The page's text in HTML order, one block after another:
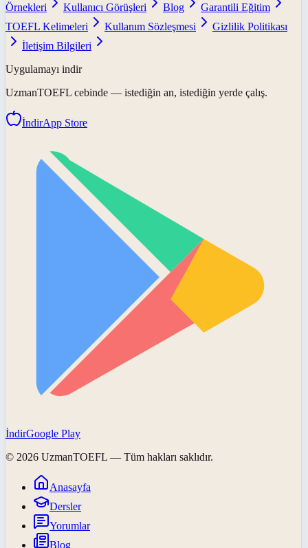
Örnekleri
Kullanıcı Görüşleri Blog
Garantili Eğitim
TOEFL Kelimeleri
Kullanım Sözleşmesi
Gizlilik Politikası
İletişim Bilgileri
Uygulamayı indir
UzmanTOEFL cebinde — istediğin an, istediğin yerde çalış.
İndirApp Store
İndirGoogle Play
© 2026 UzmanTOEFL — Tüm hakları saklıdır.
Anasayfa
Dersler
Yorumlar
Blog